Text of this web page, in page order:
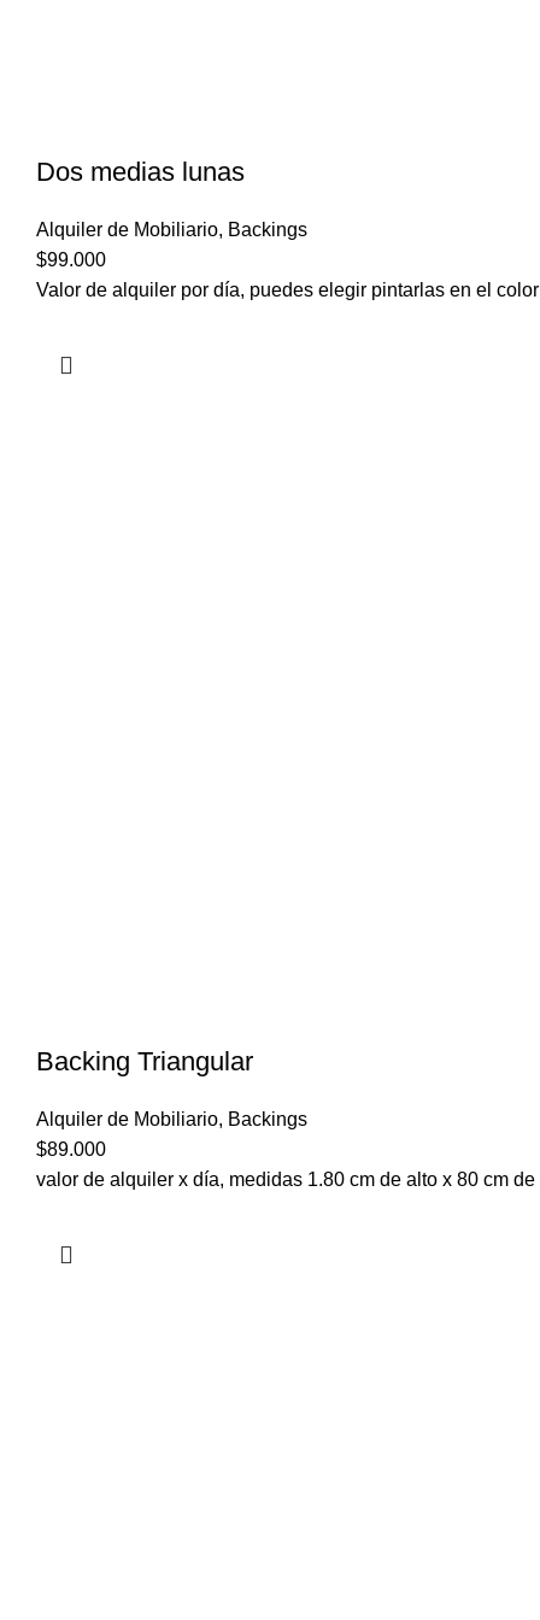
Dos medias lunas
Alquiler de Mobiliario, Backings
$99.000
Valor de alquiler por día, puedes elegir pintarlas en el
Backing Triangular
Alquiler de Mobiliario, Backings
$89.000
valor de alquiler x día, medidas 1.80 cm de alto x 80 cm